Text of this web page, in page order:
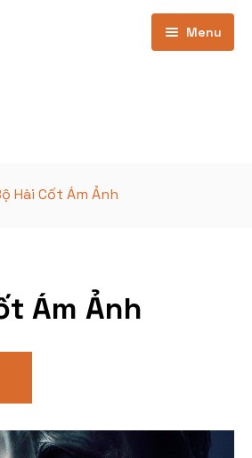
Menu
Hài Cốt Ám Ảnh
Ám Ảnh